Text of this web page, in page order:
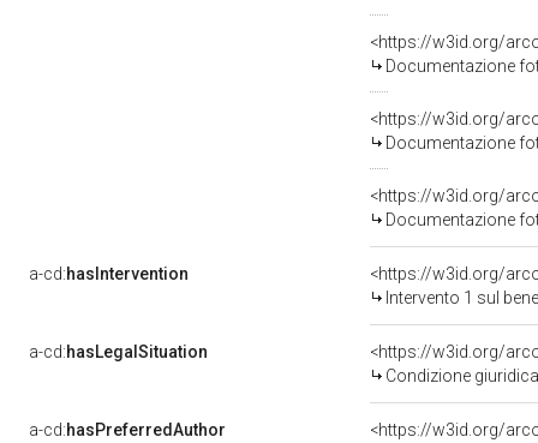
Documentazione
Documentazione
Documentazione
a-cd:hasIntervention
<https://w3id.org/
Intervento 1 sul
a-cd:hasLegalSituation
Condizione
a-cd:hasPreferredAuthor
<https://w3id.org/